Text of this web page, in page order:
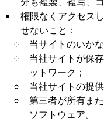
権限なくアクセス
せないこと：
当サイトのいか
当社サイトが保
ットワーク；
当社サイトの提
第三者が所有ま
ソフトウェア。